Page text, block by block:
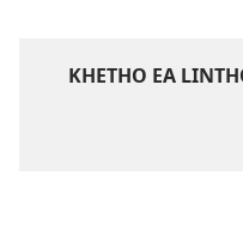
KHETHO EA